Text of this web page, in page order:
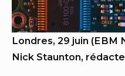
Londres, 29 juin (EBM
Nick Staunton,